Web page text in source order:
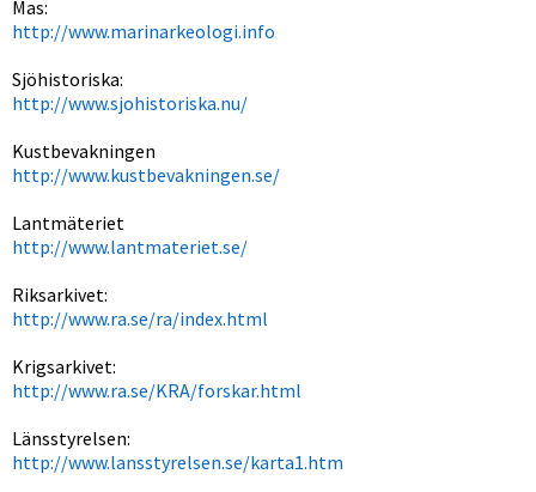
Mas:
http://www.marinarkeologi.info
Sjöhistoriska:
http://www.sjohistoriska.nu/
Kustbevakningen
http://www.kustbevakningen.se/
Lantmäteriet
http://www.lantmateriet.se/
Riksarkivet:
http://www.ra.se/ra/index.html
Krigsarkivet:
http://www.ra.se/KRA/forskar.html
Länsstyrelsen:
http://www.lansstyrelsen.se/karta1.htm